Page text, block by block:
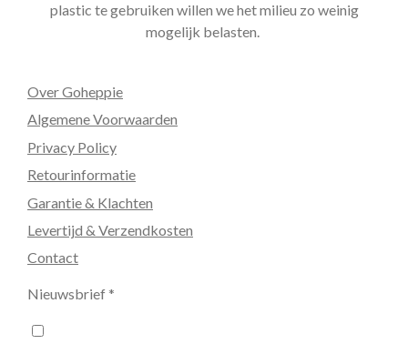
plastic te gebruiken willen we het milieu zo weinig
mogelijk belasten.
Over Goheppie
Algemene Voorwaarden
Privacy Policy
Retourinformatie
Garantie & Klachten
Levertijd & Verzendkosten
Contact
Nieuwsbrief *